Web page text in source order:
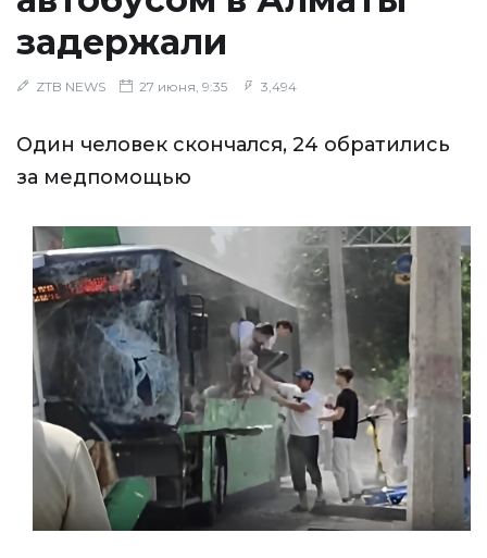
задержали
ZTB NEWS 27 июня, 9:35 3,494
Один человек скончался, 24 обратились
за медпомощью